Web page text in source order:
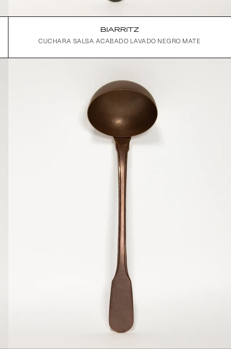
BIARRITZ
CUCHARA SALSA ACABADO LAVADO NEGRO MATE